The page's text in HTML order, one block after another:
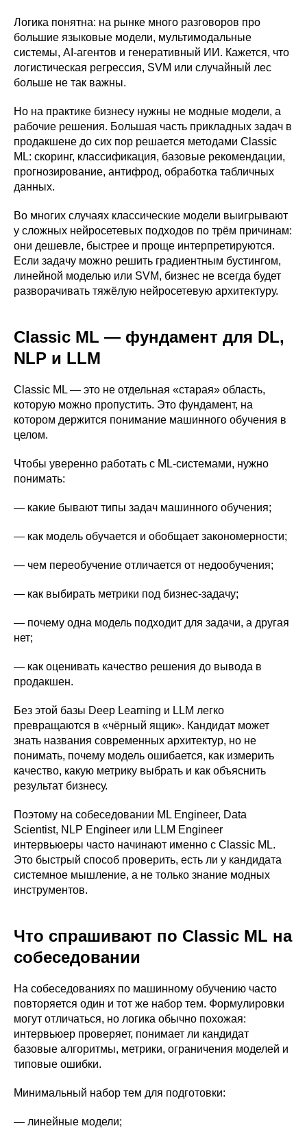
Логика понятна: на рынке много разговоров про
большие языковые модели, мультимодальные
системы, AI-агентов и генеративный ИИ. Кажется, что
логистическая регрессия, SVM или случайный лес
больше не так важны.
Но на практике бизнесу нужны не модные модели, а
рабочие решения. Большая часть прикладных задач в
продакшене до сих пор решается методами Classic
ML: скоринг, классификация, базовые рекомендации,
прогнозирование, антифрод, обработка табличных
данных.
Во многих случаях классические модели выигрывают
у сложных нейросетевых подходов по трём причинам:
они дешевле, быстрее и проще интерпретируются.
Если задачу можно решить градиентным бустингом,
линейной моделью или SVM, бизнес не всегда будет
разворачивать тяжёлую нейросетевую архитектуру.
Classic ML — фундамент для DL,
NLP и LLM
Classic ML — это не отдельная «старая» область,
которую можно пропустить. Это фундамент, на
котором держится понимание машинного обучения в
целом.
Чтобы уверенно работать с ML-системами, нужно
понимать:
— какие бывают типы задач машинного обучения;
— как модель обучается и обобщает закономерности;
— чем переобучение отличается от недообучения;
— как выбирать метрики под бизнес-задачу;
— почему одна модель подходит для задачи, а другая
нет;
— как оценивать качество решения до вывода в
продакшен.
Без этой базы Deep Learning и LLM легко
превращаются в «чёрный ящик». Кандидат может
знать названия современных архитектур, но не
понимать, почему модель ошибается, как измерить
качество, какую метрику выбрать и как объяснить
результат бизнесу.
Поэтому на собеседовании ML Engineer, Data
Scientist, NLP Engineer или LLM Engineer
интервьюеры часто начинают именно с Classic ML.
Это быстрый способ проверить, есть ли у кандидата
системное мышление, а не только знание модных
инструментов.
Что спрашивают по Classic ML на
собеседовании
На собеседованиях по машинному обучению часто
повторяется один и тот же набор тем. Формулировки
могут отличаться, но логика обычно похожая:
интервьюер проверяет, понимает ли кандидат
базовые алгоритмы, метрики, ограничения моделей и
типовые ошибки.
Минимальный набор тем для подготовки:
— линейные модели;